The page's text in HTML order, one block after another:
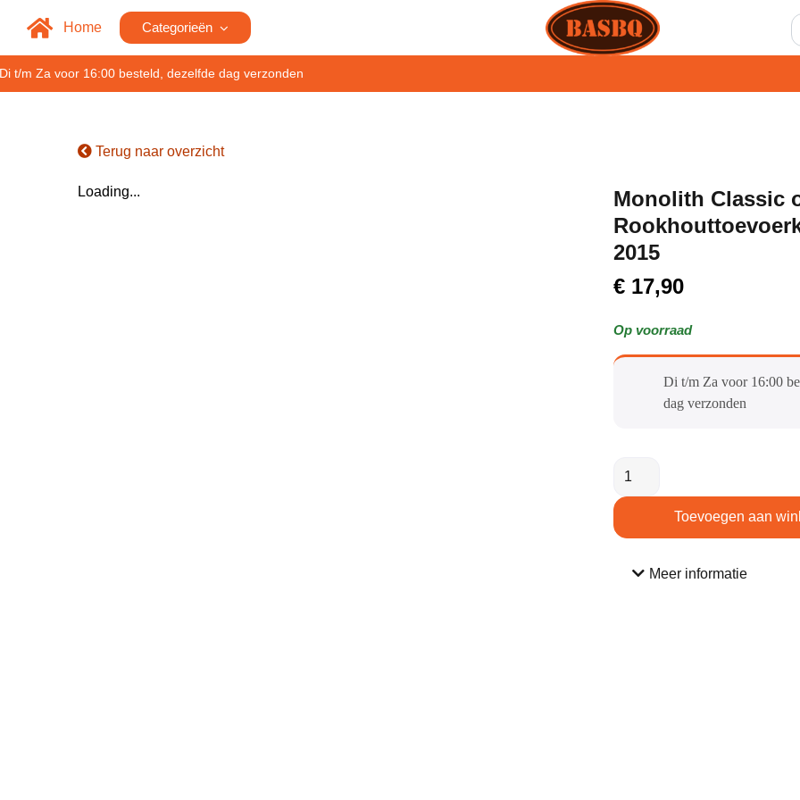
Home Categorieën
t/m Za voor 16:00 besteld, dezelfde dag verzonden
Terug naar overzicht
Loading...
Monolith Classic
2015
€ 17,90
Op voorraad
Di t/m Za voor 16:00
dag verzonden​
Toevoegen aan
Meer informatie